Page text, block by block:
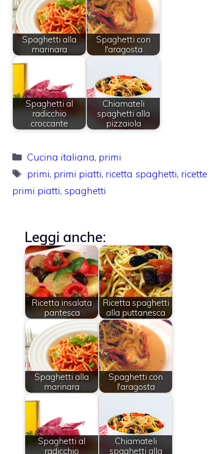
Spaghetti alla
marinara
Spaghetti con
l'aragosta
Spaghetti al
radicchio
croccante
Chiamateli
spaghetti alla
pizzaiola
Categorie
Cucina italiana, primi
Tag
primi, primi piatti, ricetta spaghetti, ricette
primi piatti, spaghetti
Leggi anche:
Ricetta insalata
pantesca
Ricetta spaghetti
alla puttanesca
Spaghetti alla
marinara
Spaghetti con
l'aragosta
Spaghetti al
radicchio
Chiamateli
spaghetti alla